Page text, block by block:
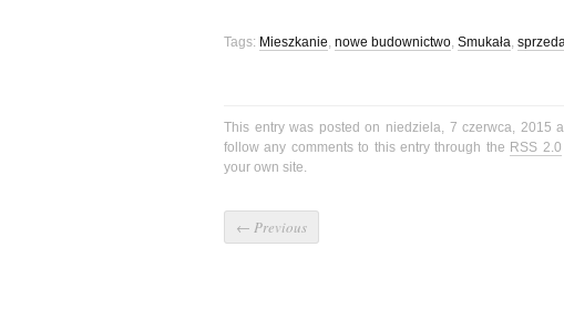
Tags: Mieszkanie, nowe budownictwo, Smukała,
This entry was posted on niedziela, 7 czerwca, 2015
follow any comments to this entry through the RSS 2.0
your own site.
← Previous